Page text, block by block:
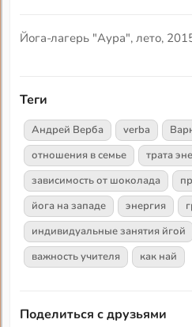
Йога-лагерь "Аура", лето,
Теги
Андрей Верба verba
отношения в семье
трата
зависимость от шоколада
йога на западе
энергия
индивидуальные занятия йгой
важность учителя
как най
Поделиться с друзьями